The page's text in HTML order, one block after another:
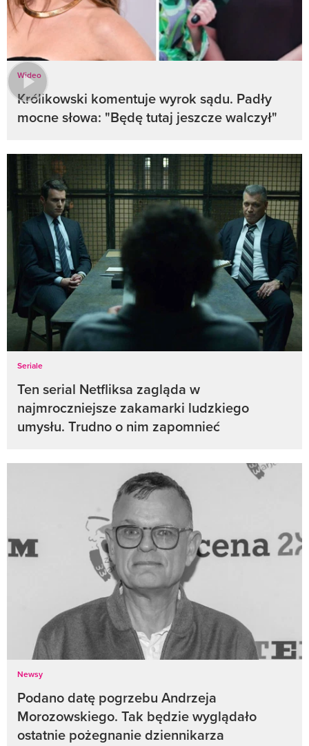
Wideo
Królikowski komentuje wyrok sądu. Padły
mocne słowa: "Będę tutaj jeszcze walczył"
Seriale
Ten serial Netfliksa zagląda w
najmroczniejsze zakamarki ludzkiego
umysłu. Trudno o nim zapomnieć
Newsy
Podano datę pogrzebu Andrzeja
Morozowskiego. Tak będzie wyglądało
ostatnie pożegnanie dziennikarza